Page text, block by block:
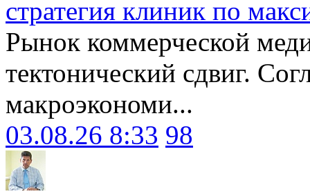
стратегия клиник по
Рынок коммерческой
тектонический сдвиг.
макроэкономи...
03.08.26 8:33 98